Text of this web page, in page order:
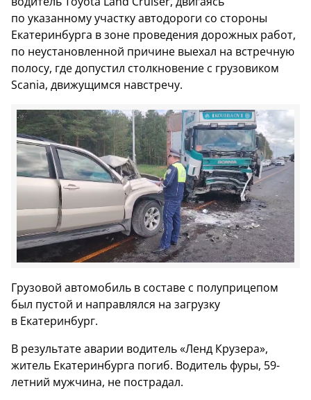
по указанному участку автодороги со стороны
Екатеринбурга в зоне проведения дорожных работ,
по неустановленной причине выехал на встречную
полосу, где допустил столкновение с грузовиком
Scania, движущимся навстречу.
Грузовой автомобиль в составе с полуприцепом
был пустой и направлялся на загрузку
в Екатеринбург.
В результате аварии водитель «Ленд Крузера»,
житель Екатеринбурга погиб. Водитель фуры, 59-
летний мужчина, не пострадал.